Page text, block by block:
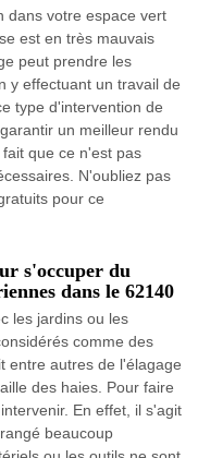
dans votre espace vert
est en très mauvais
peut prendre les
y effectuant un travail de
type d'intervention de
un meilleur rendu
que ce n'est pas
N'oubliez pas
pour ce
s'occuper du
dans le 62140
les jardins ou les
comme des
entre autres de l'élagage
des haies. Pour faire
En effet, il s'agit
beaucoup